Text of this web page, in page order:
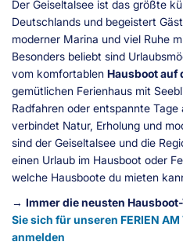
Der Geiseltalsee ist das größte
Deutschlands und begeistert
moderner Marina und viel Ruhe
Besonders beliebt sind
vom komfortablen Hausboot auf
gemütlichen Ferienhaus mit
Radfahren oder entspannte
verbindet Natur, Erholung und
sind der Geiseltalsee und die
einen Urlaub im Hausboot oder
welche Hausboote du mieten
→ Immer die neusten
Sie sich für unseren FERIEN
anmelden